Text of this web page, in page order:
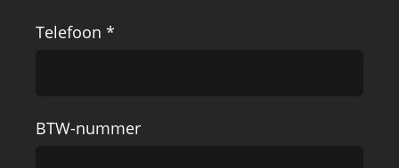
Telefoon *
BTW-nummer